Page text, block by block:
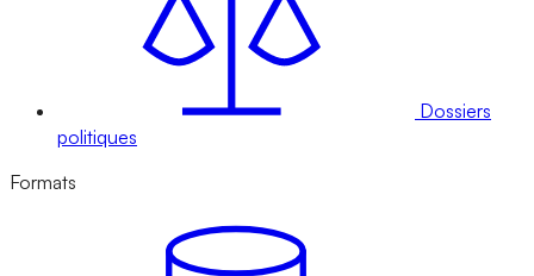
Dossiers
politiques
Formats